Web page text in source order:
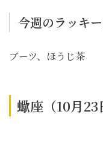
今週のラッキ
ブーツ、ほうじ茶
蠍座（10月